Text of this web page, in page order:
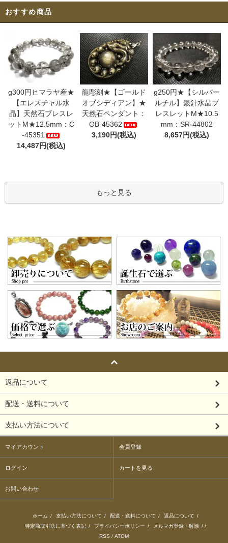
おすすめ商品
g300円ヒマラヤ産★
【エレスチャル水
晶】天然石ブレスレ
ットM★12.5mm：C
-45351
14,487円(税込)
龍彫刻★【ゴールド
オブシディアン】★
天然石ペンダント：
OB-45362
3,190円(税込)
g250円★【シルバー
ルチル】銀針水晶ブ
レスレットM★10.5
mm：SR-44802
8,657円(税込)
もっと見る
返品について
配送・送料について
支払い方法について
マイアカウント 会員登録
ログイン カートを見る
お問い合わせ
ホーム / 支払い方法について / 配送・送料について / 返品について /
特定商取引法に基づく表記 / プライバシーポリシー / メルマガ登録・解除 / /
RSS / ATOM